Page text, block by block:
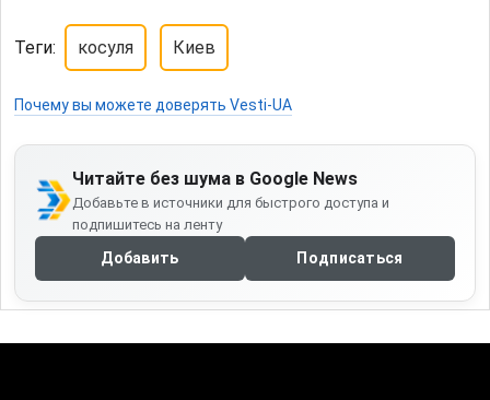
Теги: косуля Киев
Почему вы можете доверять Vesti-UA
Читайте без шума в Google News
Добавьте в источники для быстрого доступа и
подпишитесь на ленту
Добавить Подписаться